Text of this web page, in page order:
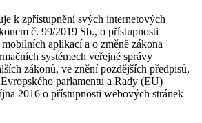
k zpřístupnění svých internetových
č. 99/2019 Sb., o přístupnosti
aplikací a o změně zákona
systémech veřejné správy
zákonů, ve znění pozdějších předpisů,
parlamentu a Rady (EU)
2016 o přístupnosti webových stránek